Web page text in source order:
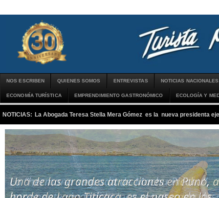
NOS ESCRIBEN QUIENES SOMOS ENTREVISTAS NOTICIAS NACIONALES
ECONOMÍA TURÍSTICA EMPRENDIMIENTO GASTRONÓMICO ECOLOGÍA Y
NOTICIAS: La Abogada Teresa Stella Mera Gómez es la nueva presidenta